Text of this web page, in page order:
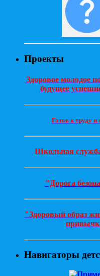
Проекты
Здоровое молодое
будущее
Готов к труду и
Школьная
"Дорога
"Здоровый образ
Навигаторы